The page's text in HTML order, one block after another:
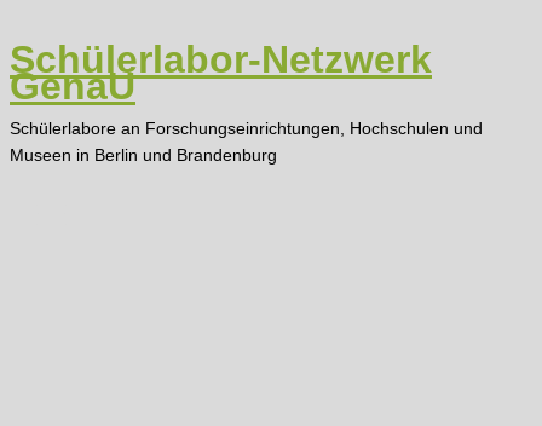
Inhalt
springen
Schülerlabor-Netzwerk
GenaU
Schülerlabore an Forschungseinrichtungen, Hochschulen und
Museen in Berlin und Brandenburg